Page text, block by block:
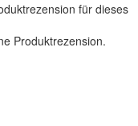
für dieses
Produktrezension.